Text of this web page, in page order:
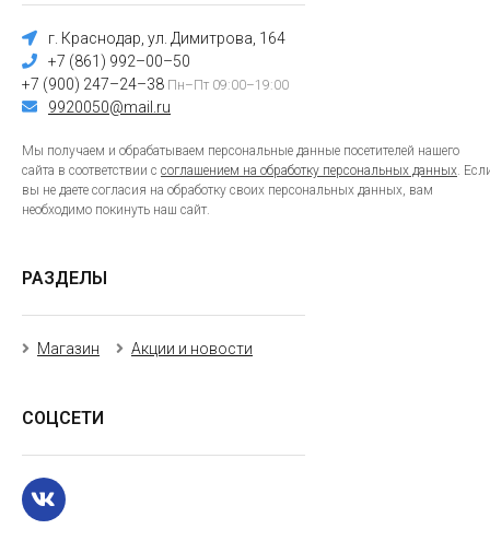
г. Краснодар, ул. Димитрова, 164
+7 (861) 992–00–50
+7 (900) 247–24–38 Пн–Пт 09:00–19:00
9920050@mail.ru
Мы получаем и обрабатываем персональные данные посетителей нашего
сайта в соответствии с соглашением на обработку персональных данных.
вы не даете согласия на обработку своих персональных данных, вам
необходимо покинуть наш сайт.
РАЗДЕЛЫ
Магазин Акции и новости
СОЦСЕТИ